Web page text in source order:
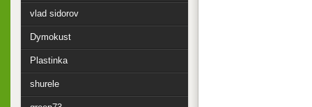
vlad sidorov
Dymokust
Plastinka
shurele